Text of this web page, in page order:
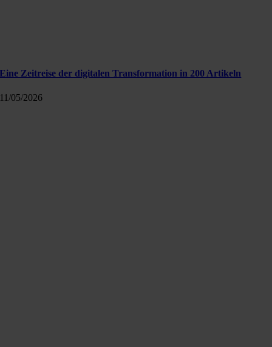
Eine Zeitreise der digitalen Transformation in 200 Artikeln
11/05/2026